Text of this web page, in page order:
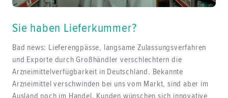
Sie haben Lieferkummer?
Bad news: Lieferengpässe, langsame Zulassungsverfahren
und Exporte durch Großhändler verschlechtern die
Arzneimittelverfügbarkeit in Deutschland. Bekannte
Arzneimittel verschwinden bei uns vom Markt, sind aber im
Ausland noch im Handel. Kunden wünschen sich innovative